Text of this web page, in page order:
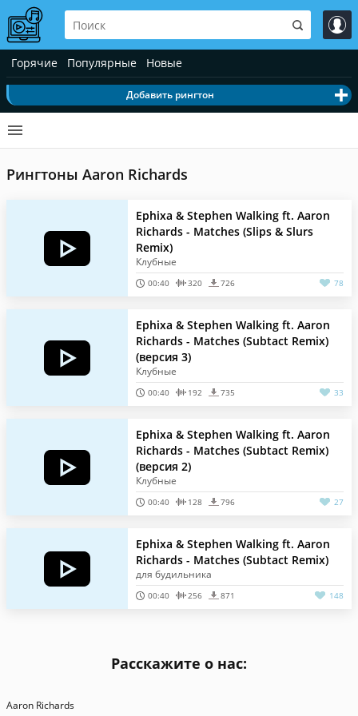
Горячие Популярные Новые
Добавить рингтон
Рингтоны Aaron Richards
Ephixa & Stephen Walking ft. Aaron
Richards - Matches (Slips & Slurs
Remix)
Клубные
00:40 320 726 78
Ephixa & Stephen Walking ft. Aaron
Richards - Matches (Subtact Remix)
(версия 3)
Клубные
00:40 192 735 33
Ephixa & Stephen Walking ft. Aaron
Richards - Matches (Subtact Remix)
(версия 2)
Клубные
00:40 128 796 27
Ephixa & Stephen Walking ft. Aaron
Richards - Matches (Subtact Remix)
для будильника
00:40 256 871 148
Расскажите о нас:
Aaron Richards